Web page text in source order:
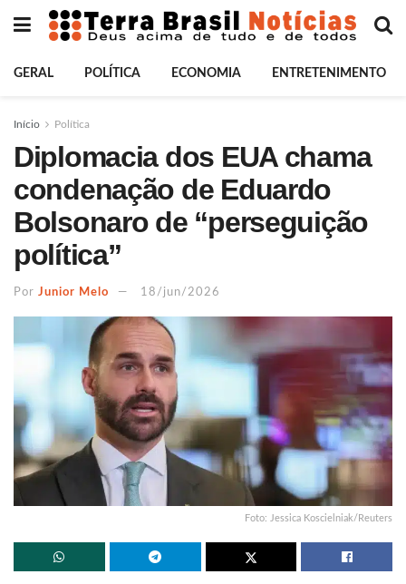
GERAL POLÍTICA ECONOMIA ENTRETENIMENTO
Início Política
Diplomacia dos EUA chama
condenação de Eduardo
Bolsonaro de “perseguição
política”
Por Junior Melo 18/jun/2026
Foto: Jessica Koscielniak/Reuters